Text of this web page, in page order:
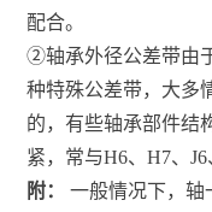
配合。
②轴承外径公差带由
种特殊公差带，大多
的，有些轴承部件结
紧，常与H6、H7、J6
附：
一般情况下，轴